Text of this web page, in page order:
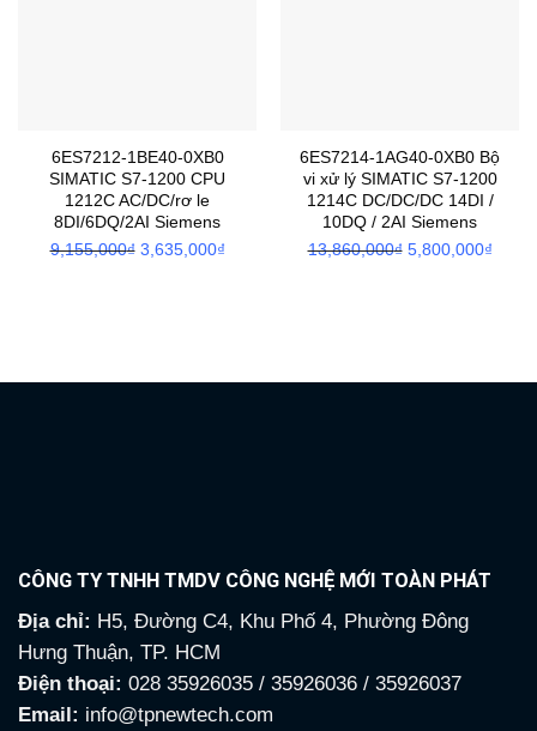
6ES7212-1BE40-0XB0
SIMATIC S7-1200 CPU
1212C AC/DC/rơ le
8DI/6DQ/2AI Siemens
9,155,000₫ Giá
3,635,000₫
6ES7214-1AG40-0XB0 Bộ
vi xử lý SIMATIC S7-1200
1214C DC/DC/DC 14DI /
10DQ / 2AI Siemens
13,860,000₫ Giá
5,800,000₫
CÔNG TY TNHH TMDV CÔNG NGHỆ MỚI TOÀN PHÁT
Địa chỉ: H5, Đường C4, Khu Phố 4, Phường Đông
Hưng Thuận, TP. HCM
Điện thoại: 028 35926035 / 35926036 / 35926037
Email: info@tpnewtech.com